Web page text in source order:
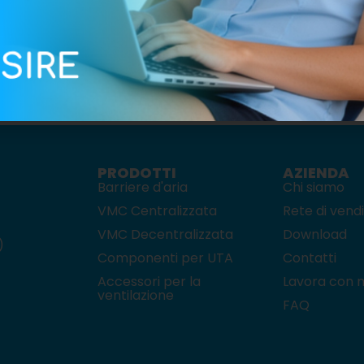
PRODOTTI
Barriere d'aria
VMC Centralizzata
VMC Decentralizzata
Componenti per UTA
Accessori per la
ventilazione
AZIENDA
Chi siamo
Rete di
Download
Contatti
Lavora con
FAQ